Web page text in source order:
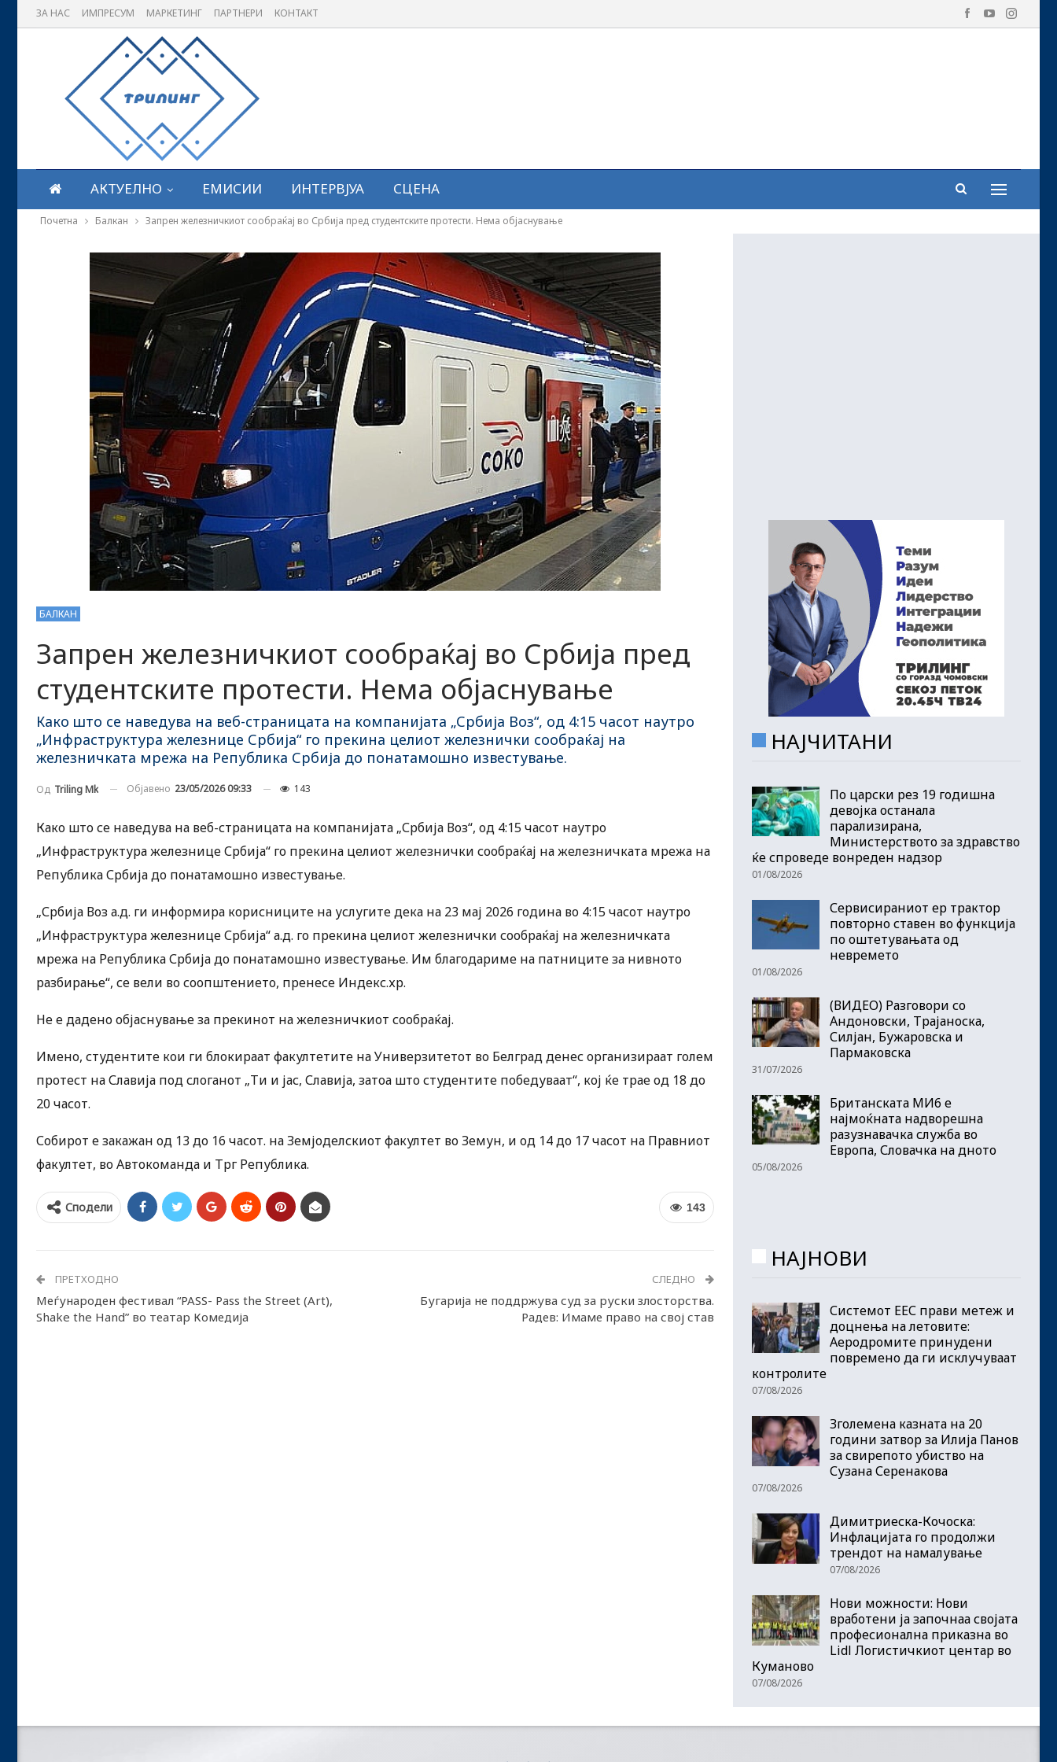
ЗА НАС ИМПРЕСУМ МАРКЕТИНГ ПАРТНЕРИ КОНТАКТ
АКТУЕЛНО ЕМИСИИ ИНТЕРВЈУА СЦЕНА
Почетна Балкан Запрен железничкиот сообраќај во Србија пред студентските протести. Нема објаснување
БАЛКАН
Запрен железничкиот сообраќај во Србија пред
студентските протести. Нема објаснување
Како што се наведува на веб-страницата на компанијата „Србија Воз“, од 4:15 часот наутро
„Инфраструктура железнице Србија“ го прекина целиот железнички сообраќај на
железничката мрежа на Република Србија до понатамошно известување.
Од Triling Mk Објавено 23/05/2026 09:33 143
Како што се наведува на веб-страницата на компанијата „Србија Воз“, од 4:15 часот наутро
„Инфраструктура железнице Србија“ го прекина целиот железнички сообраќај на железничката мрежа на
Република Србија до понатамошно известување.
„Србија Воз а.д. ги информира корисниците на услугите дека на 23 мај 2026 година во 4:15 часот наутро
„Инфраструктура железнице Србија“ а.д. го прекина целиот железнички сообраќај на железничката
мрежа на Република Србија до понатамошно известување. Им благодариме на патниците за нивното
разбирање“, се вели во соопштението, пренесе Индекс.хр.
Не е дадено објаснување за прекинот на железничкиот сообраќај.
Имено, студентите кои ги блокираат факултетите на Универзитетот во Белград денес организираат голем
протест на Славија под слоганот „Ти и јас, Славија, затоа што студентите победуваат“, кој ќе трае од 18 до
20 часот.
Собирот е закажан од 13 до 16 часот. на Земјоделскиот факултет во Земун, и од 14 до 17 часот на Правниот
факултет, во Автокоманда и Трг Република.
143
Сподели
ПРЕТХОДНО
Меѓународен фестивал “PASS- Pass the Street (Art),
Shake the Hand” во театар Комедија
СЛЕДНО
Бугарија не поддржува суд за руски злосторства.
Радев: Имаме право на свој став
НАЈЧИТАНИ
По царски рез 19 годишна
девојка останала
парализирана,
Министерството за здравство
ќе спроведе вонреден надзор
01/08/2026
Сервисираниот ер трактор
повторно ставен во функција
по оштетувањата од
невремето
01/08/2026
(ВИДЕО) Разговори со
Андоновски, Трајаноска,
Силјан, Бужаровска и
Пармаковска
31/07/2026
Британската МИ6 е
најмоќната надворешна
разузнавачка служба во
Европа, Словачка на дното
05/08/2026
НАЈНОВИ
Системот ЕЕС прави метеж и
доцнења на летовите:
Аеродромите принудени
повремено да ги исклучуваат
контролите
07/08/2026
Зголемена казната на 20
години затвор за Илија Панов
за свирепото убиство на
Сузана Серенакова
07/08/2026
Димитриеска-Кочоска:
Инфлацијата го продолжи
трендот на намалување
07/08/2026
Нови можности: Нови
вработени ја започнаа својата
професионална приказна во
Lidl Логистичкиот центар во
Куманово
07/08/2026